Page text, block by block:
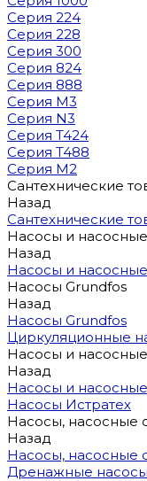
Серия 224
Серия 228
Серия 300
Серия 824
Серия 888
Серия M3
Серия N3
Серия T424
Серия T488
Серия М2
Сантехнические
Назад
Сантехнические
Насосы и
Назад
Насосы и
Насосы Grundfos
Назад
Насосы Grundfos
Циркуляционные
Насосы и
Назад
Насосы и
Насосы Истратех
Насосы, насосные
Назад
Насосы, насосные
Дренажные